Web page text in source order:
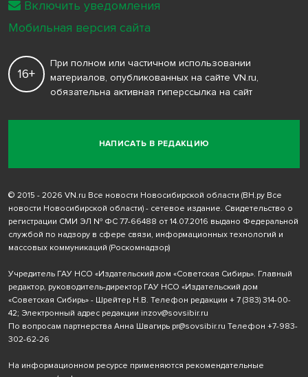
НАПИСАТЬ В РЕДАКЦИЮ
16+
При полном или частичном использовании
материалов, опубликованных на сайте VN.ru,
обязательна активная гиперссылка на сайт
© 2015 - 2026 VN.ru Все новости Новосибирской области (ВН.ру Все
новости Новосибирской области) - сетевое издание. Свидетельство о
регистрации СМИ ЭЛ № ФС 77-66488 от 14.07.2016 выдано Федеральной
службой по надзору в сфере связи, информационных технологий и
массовых коммуникаций (Роскомнадзор)
Учредитель ГАУ НСО «Издательский дом «Советская Сибирь». Главный
редактор, руководитель-директор ГАУ НСО «Издательский дом
«Советская Сибирь» - Шрейтер Н.В. Телефон редакции + 7 (383) 314-00-
42; Электронный адрес редакции inzov@sovsibir.ru
По вопросам партнерства Анна Швагирь pr@sovsibir.ru Телефон +7-983-
302-62-26
На информационном ресурсе применяются рекомендательные
Включить уведомления
Мобильная версия сайта